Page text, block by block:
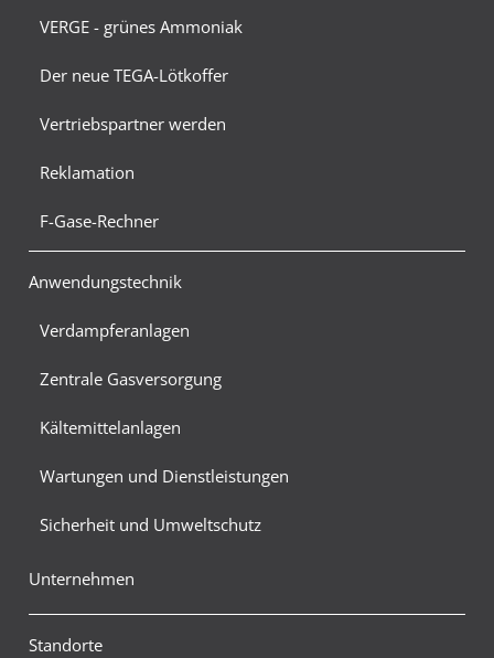
VERGE - grünes Ammoniak
Der neue TEGA-Lötkoffer
Vertriebspartner werden
Reklamation
F-Gase-Rechner
Anwendungstechnik
Verdampferanlagen
Zentrale Gasversorgung
Kältemittelanlagen
Wartungen und Dienstleistungen
Sicherheit und Umweltschutz
Unternehmen
Standorte